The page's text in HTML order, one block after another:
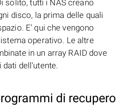
solito, tutti i NAS creano
disco, la prima delle quali
E’ qui che vengono
operativo. Le altre
in un array RAID dove
dell'utente.
di recupero